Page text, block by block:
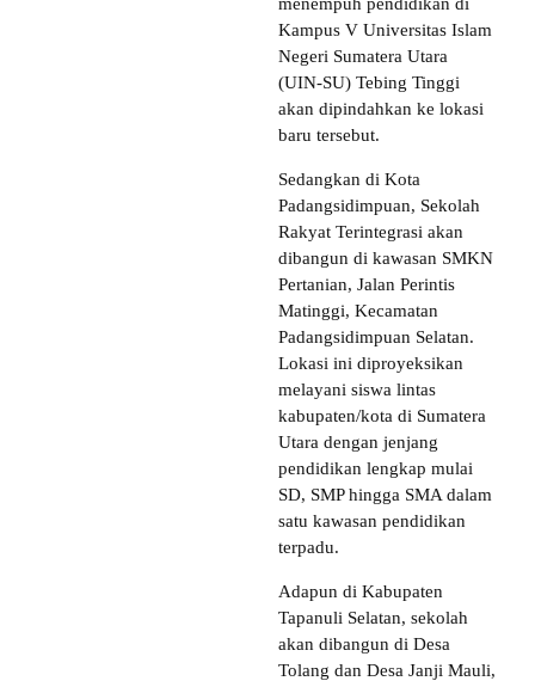
Kampus V Universitas Islam
Negeri Sumatera Utara
(UIN-SU) Tebing Tinggi
akan dipindahkan ke lokasi
baru tersebut.
Sedangkan di Kota
Padangsidimpuan, Sekolah
Rakyat Terintegrasi akan
dibangun di kawasan SMKN
Pertanian, Jalan Perintis
Matinggi, Kecamatan
Padangsidimpuan Selatan.
Lokasi ini diproyeksikan
melayani siswa lintas
kabupaten/kota di Sumatera
Utara dengan jenjang
pendidikan lengkap mulai
SD, SMP hingga SMA dalam
satu kawasan pendidikan
terpadu.
Adapun di Kabupaten
Tapanuli Selatan, sekolah
akan dibangun di Desa
Tolang dan Desa Janji Mauli,